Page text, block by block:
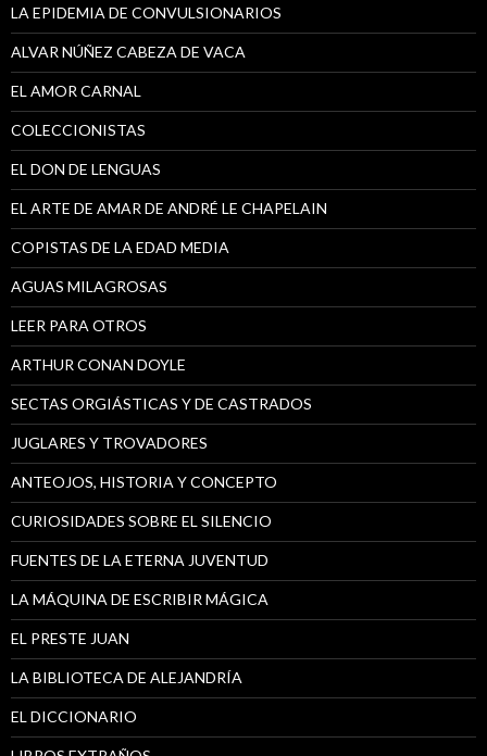
LA EPIDEMIA DE CONVULSIONARIOS
ALVAR NÚÑEZ CABEZA DE VACA
EL AMOR CARNAL
COLECCIONISTAS
EL DON DE LENGUAS
EL ARTE DE AMAR DE ANDRÉ LE CHAPELAIN
COPISTAS DE LA EDAD MEDIA
AGUAS MILAGROSAS
LEER PARA OTROS
ARTHUR CONAN DOYLE
SECTAS ORGIÁSTICAS Y DE CASTRADOS
JUGLARES Y TROVADORES
ANTEOJOS, HISTORIA Y CONCEPTO
CURIOSIDADES SOBRE EL SILENCIO
FUENTES DE LA ETERNA JUVENTUD
LA MÁQUINA DE ESCRIBIR MÁGICA
EL PRESTE JUAN
LA BIBLIOTECA DE ALEJANDRÍA
EL DICCIONARIO